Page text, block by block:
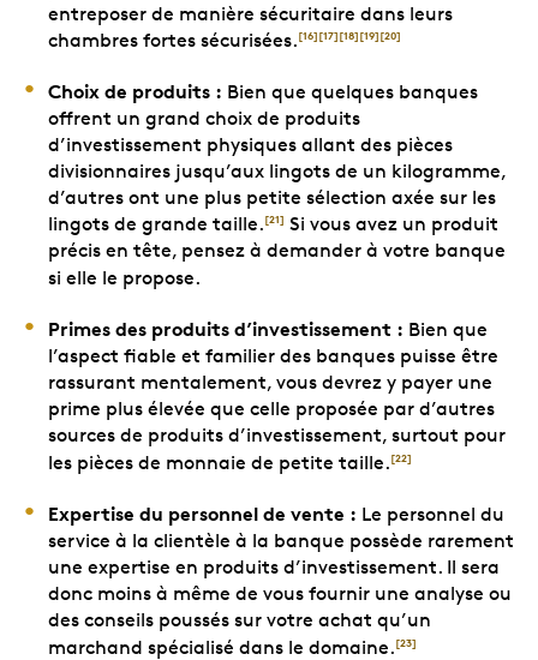
entreposer de manière sécuritaire dans leurs
chambres fortes sécurisées.[16][17][18][19][20]
Choix de produits : Bien que quelques banques
offrent un grand choix de produits
d’investissement physiques allant des pièces
divisionnaires jusqu’aux lingots de un kilogramme,
d’autres ont une plus petite sélection axée sur les
lingots de grande taille.[21] Si vous avez un produit
précis en tête, pensez à demander à votre banque
si elle le propose.
Primes des produits d’investissement : Bien que
l’aspect fiable et familier des banques puisse être
rassurant mentalement, vous devrez y payer une
prime plus élevée que celle proposée par d’autres
sources de produits d’investissement, surtout pour
les pièces de monnaie de petite taille.[22]
Expertise du personnel de vente : Le personnel du
service à la clientèle à la banque possède rarement
une expertise en produits d’investissement. Il sera
donc moins à même de vous fournir une analyse ou
des conseils poussés sur votre achat qu’un
marchand spécialisé dans le domaine.[23]